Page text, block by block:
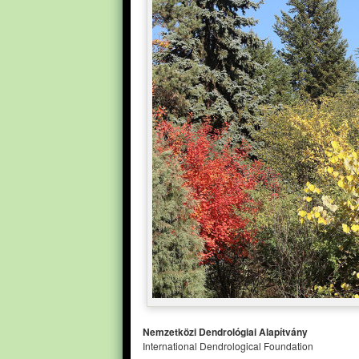
Nemzetközi Dendrológiai Alapítvány
International Dendrological Foundation